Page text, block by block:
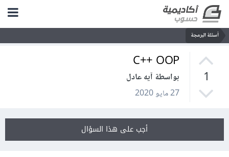
أسئلة البرمجة
1
C++ OOP
بواسطة آيه عادل
27 مايو 2020
أجب على هذا السؤال